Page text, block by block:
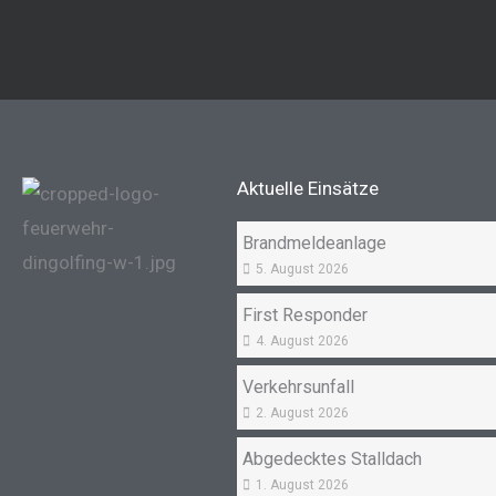
Aktuelle Einsätze
Brandmeldeanlage
5. August 2026
First Responder
4. August 2026
Verkehrsunfall
2. August 2026
Abgedecktes Stalldach
1. August 2026